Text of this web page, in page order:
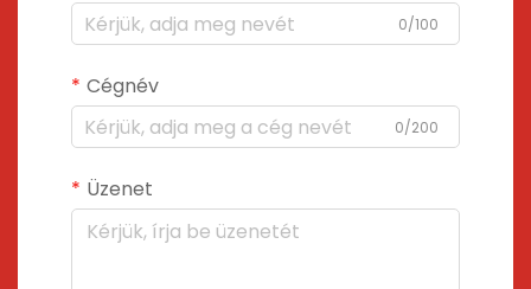
0/100
Cégnév
0/200
Üzenet